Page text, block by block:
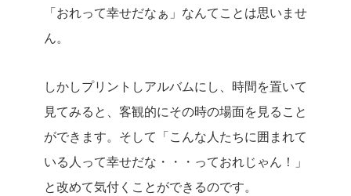
「おれって幸せだなぁ」なんてことは思いませ
ん。
しかしプリントしアルバムにし、時間を置いて
見てみると、客観的にその時の場面を見ること
ができます。そして「こんな人たちに囲まれて
いる人って幸せだな・・・っておれじゃん！」
と改めて気付くことができるのです。